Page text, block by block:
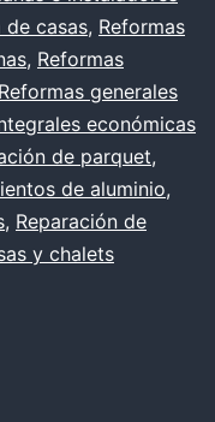
de casas, Reformas
, Reformas
Reformas generales
económicas
de parquet,
de aluminio,
, Reparación de
y chalets